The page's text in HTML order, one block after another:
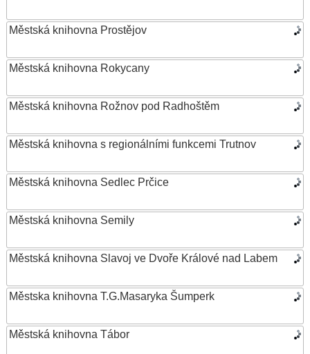
Městská knihovna Prostějov
Městská knihovna Rokycany
Městská knihovna Rožnov pod Radhoštěm
Městská knihovna s regionálními funkcemi Trutnov
Městská knihovna Sedlec Prčice
Městská knihovna Semily
Městská knihovna Slavoj ve Dvoře Králové nad Labem
Městska knihovna T.G.Masaryka Šumperk
Městská knihovna Tábor